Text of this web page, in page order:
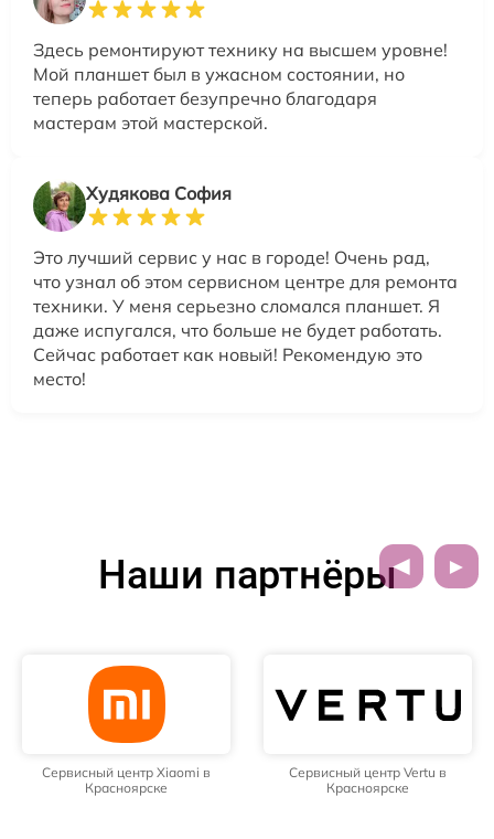
Здесь ремонтируют технику на высшем уровне!
Мой планшет был в ужасном состоянии, но
теперь работает безупречно благодаря
мастерам этой мастерской.
Худякова София
Это лучший сервис у нас в городе! Очень рад,
что узнал об этом сервисном центре для ремонта
техники. У меня серьезно сломался планшет. Я
даже испугался, что больше не будет работать.
Сейчас работает как новый! Рекомендую это
место!
Наши партнёры
Сервисный центр Xiaomi в
Красноярске
Сервисный центр Vertu в
Красноярске